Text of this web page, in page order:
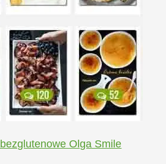
Olga Smile